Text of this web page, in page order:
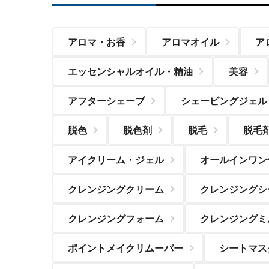
アロマ・お香 アロマオイル ア
エッセンシャルオイル・精油 美容
アフターシェーブ シェービングジェル
脱色 脱色剤 脱毛 脱毛
アイクリーム・ジェル オールインワ
クレンジングクリーム クレンジング
クレンジングフォーム クレンジング
ポイントメイクリムーバー シートマ